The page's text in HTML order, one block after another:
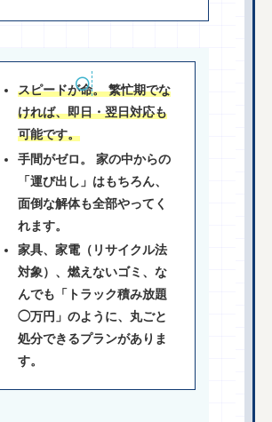
スピードが命。 繁忙期でな
ければ、即日・翌日対応も
可能です。
手間がゼロ。 家の中からの
「運び出し」はもちろん、
面倒な解体も全部やってく
れます。
家具、家電（リサイクル法
対象）、燃えないゴミ、な
んでも「トラック積み放題
◯万円」のように、丸ごと
処分できるプランがありま
す。